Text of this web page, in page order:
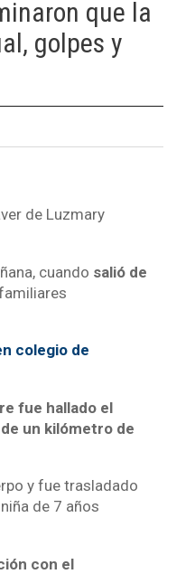
que la
golpes y
de Luzmary
cuando salió de
colegio de
fue hallado el
un kilómetro de
y fue trasladado
de 7 años
con el